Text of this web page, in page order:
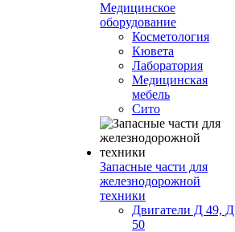
Медицинское
оборудование
Косметология
Кювета
Лаборатория
Медицинская
мебель
Сито
Запасные части для
железнодорожной
техники
Двигатели Д 49, Д
50